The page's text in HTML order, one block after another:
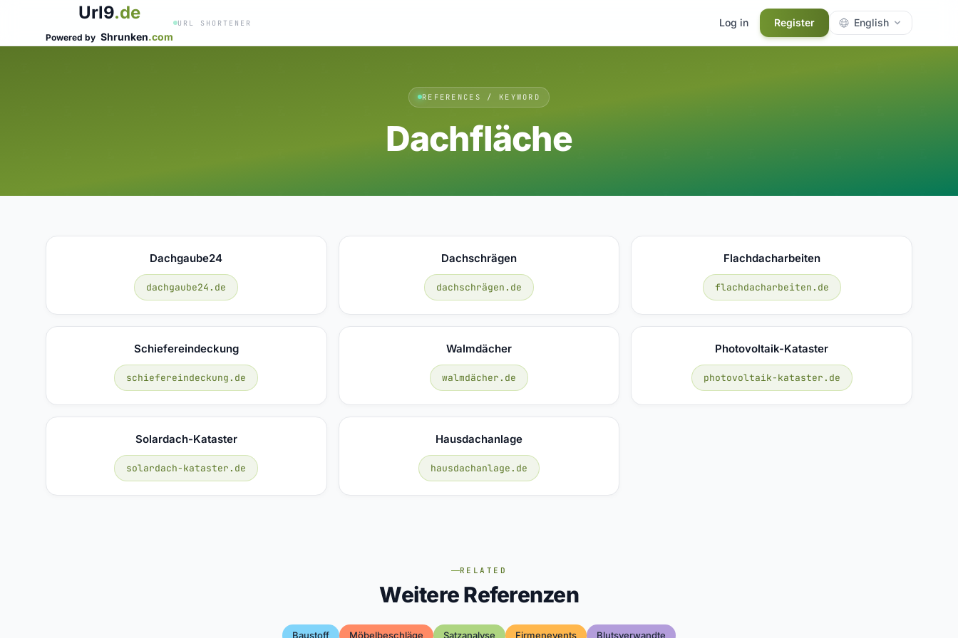
Url9.de
Powered by Shrunken.com
URL SHORTENER Log in Register English
REFERENCES / KEYWORD
Dachfläche
Dachgaube24
dachgaube24.de
Dachschrägen
dachschrägen.de
Flachdacharbeiten
flachdacharbeiten.de
Schiefereindeckung
schiefereindeckung.de
Walmdächer
walmdächer.de
Photovoltaik-Kataster
photovoltaik-kataster.de
Solardach-Kataster
solardach-kataster.de
Hausdachanlage
hausdachanlage.de
RELATED
Weitere Referenzen
Baustoff Möbelbeschläge Satzanalyse Firmenevents Blutsverwandte